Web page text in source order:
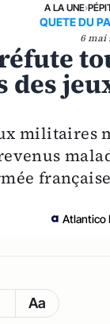
A LA UNE›
QUETE DU
6 mai
des
militaires
Atlantico
Aa